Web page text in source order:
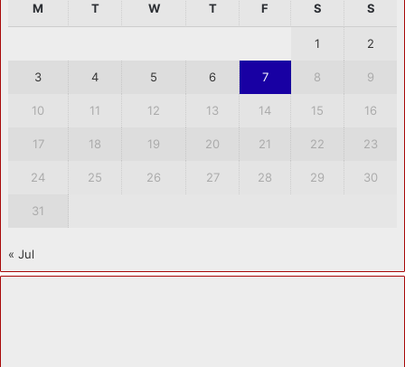
M T W T F S S
1 2
3 4 5 6 7 8 9
10 11 12 13 14 15 16
17 18 19 20 21 22 23
24 25 26 27 28 29 30
31
« Jul